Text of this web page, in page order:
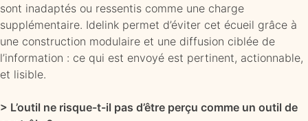
sont inadaptés ou ressentis comme une charge
supplémentaire. Idelink permet d’éviter cet écueil grâce à
une construction modulaire et une diffusion ciblée de
l’information : ce qui est envoyé est pertinent, actionnable,
et lisible.
> L’outil ne risque-t-il pas d’être perçu comme un outil de